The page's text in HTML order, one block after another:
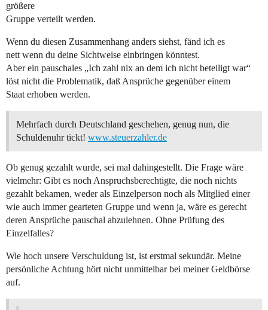
größere
Gruppe verteilt werden.
Wenn du diesen Zusammenhang anders siehst, fänd ich es
nett wenn du deine Sichtweise einbringen könntest.
Aber ein pauschales „Ich zahl nix an dem ich nicht beteiligt war“
löst nicht die Problematik, daß Ansprüche gegenüber einem
Staat erhoben werden.
Mehrfach durch Deutschland geschehen, genug nun, die
Schuldenuhr tickt! www.steuerzahler.de
Ob genug gezahlt wurde, sei mal dahingestellt. Die Frage wäre
vielmehr: Gibt es noch Anspruchsberechtigte, die noch nichts
gezahlt bekamen, weder als Einzelperson noch als Mitglied einer
wie auch immer gearteten Gruppe und wenn ja, wäre es gerecht
deren Ansprüche pauschal abzulehnen. Ohne Prüfung des
Einzelfalles?
Wie hoch unsere Verschuldung ist, ist erstmal sekundär. Meine
persönliche Achtung hört nicht unmittelbar bei meiner Geldbörse
auf.